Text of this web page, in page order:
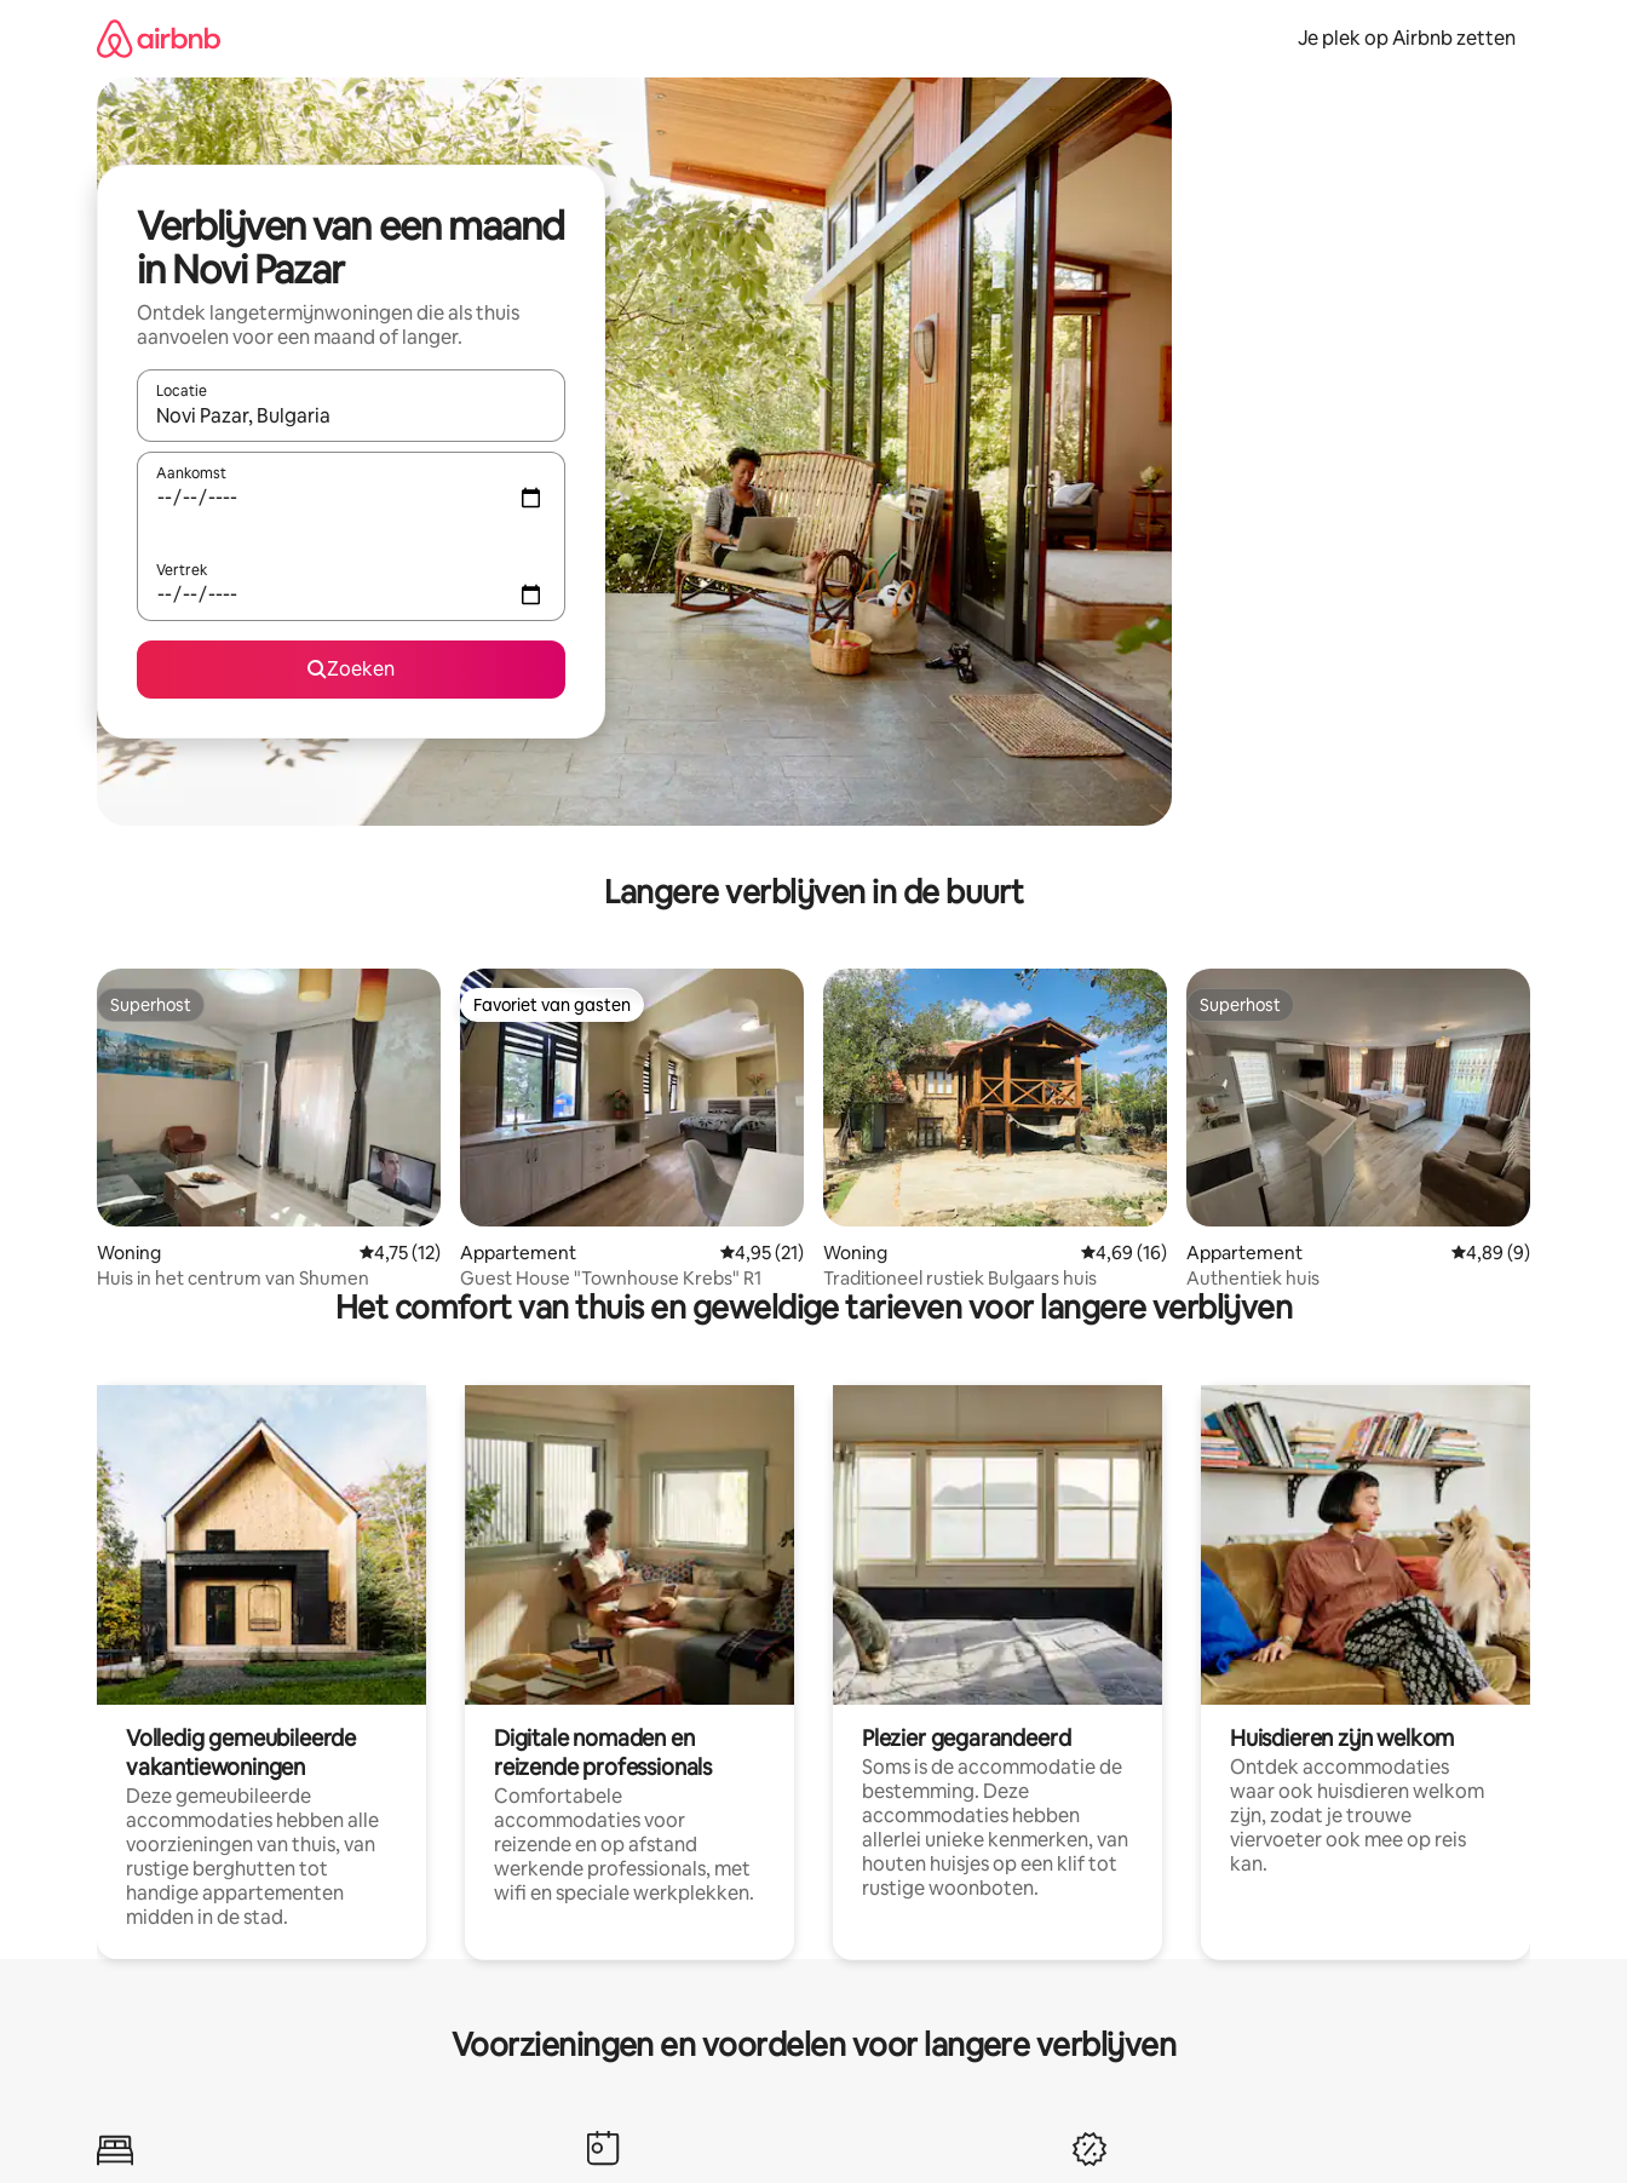
Je plek op Airbnb zetten
Verblijven van een maand
in Novi Pazar
Ontdek langetermijnwoningen die als thuis
aanvoelen voor een maand of langer.
Locatie
Wanneer er resultaten beschikbaar zijn, maak je een keuze met je de pijltjestoetsen omhoog en omlaag, óf door te tikken of swipen.
Aankomst
Vertrek
Zoeken
Langere verblijven in de buurt
Superhost
Superhost
Woning Gemiddelde beoordeling van 4,75 op 5, 12 recensies
4,75 (12)
Huis in het centrum van Shumen
Favoriet van gasten
Favoriet van gasten
Appartement Gemiddelde beoordeling van 4,95 op 5, 21 recensies
4,95 (21)
Guest House "Townhouse Krebs" R1
Woning Gemiddelde beoordeling van 4,69 op 5, 16 recensies
4,69 (16)
Traditioneel rustiek Bulgaars huis
Superhost
Superhost
Appartement Gemiddelde
4,89 (9)
Authentiek huis
Het comfort van thuis en geweldige tarieven voor langere verblijven
Volledig gemeubileerde
vakantiewoningen
Deze gemeubileerde
accommodaties hebben alle
voorzieningen van thuis, van
rustige berghutten tot
handige appartementen
midden in de stad.
Digitale nomaden en
reizende professionals
Comfortabele
accommodaties voor
reizende en op afstand
werkende professionals, met
wifi en speciale werkplekken.
Plezier gegarandeerd
Soms is de accommodatie de
bestemming. Deze
accommodaties hebben
allerlei unieke kenmerken, van
houten huisjes op een klif tot
rustige woonboten.
Huisdieren zijn welkom
Ontdek accommodaties
waar ook huisdieren welkom
zijn, zodat je trouwe
viervoeter ook mee op reis
kan.
Voorzieningen en voordelen voor langere verblijven